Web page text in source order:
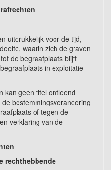
uitdrukkelijk voor de tijd,
waarin zich de graven
de begraafplaats blijft
in exploitatie
kan geen titel ontleend
bestemmingsverandering
of tegen de
verklaring van de
rechthebbende